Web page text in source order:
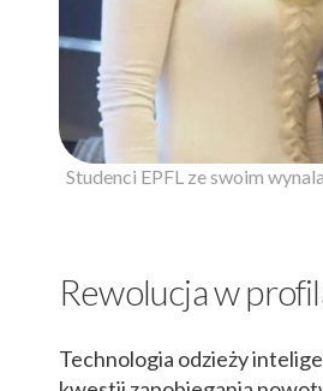
Studenci EPFL ze swoim
Rewolucja w
Technologia odzieży